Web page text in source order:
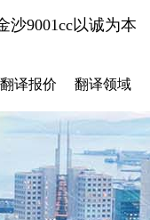
沙9001cc以诚为本
翻译报价 翻译领域